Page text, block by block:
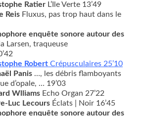
Ratier L’Ile Verte 13’49
Reis Fluxus, pas trop haut dans le
enquête sonore autour des
Larsen, traqueuse
Robert Crépusculaires 25’10
Panis …, les débris flamboyants
d’opale, … 19’03
Wlliams Echo Organ 27’22
Luc Lecours Éclats | Noir 16’45
enquête sonore autour des